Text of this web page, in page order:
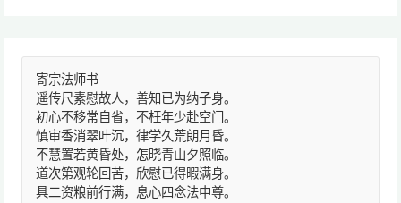
寄宗法师书
遥传尺素慰故人，善知已为纳子身。
初心不移常自省，不枉年少赴空门。
慎审香消翠叶沉，律学久荒朗月昏。
不慧置若黄昏处，怎晓青山夕照临。
道次第观轮回苦，欣慰已得暇满身。
具二资粮前行满，息心四念法中尊。